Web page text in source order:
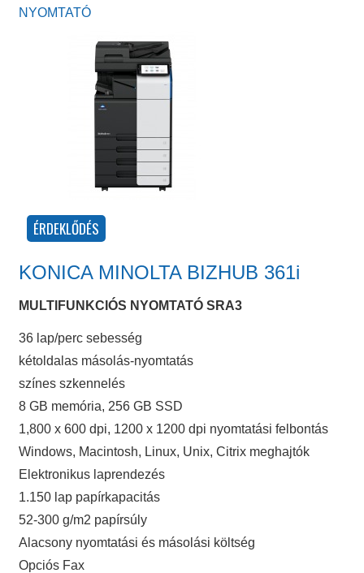
NYOMTATÓ
KONICA MINOLTA BIZHUB 361i
MULTIFUNKCIÓS NYOMTATÓ SRA3
36 lap/perc sebesség
kétoldalas másolás-nyomtatás
színes szkennelés
8 GB memória, 256 GB SSD
1,800 x 600 dpi, 1200 x 1200 dpi nyomtatási felbontás
Windows, Macintosh, Linux, Unix, Citrix meghajtók
Elektronikus laprendezés
1.150 lap papírkapacitás
52-300 g/m2 papírsúly
Alacsony nyomtatási és másolási költség
Opciós Fax